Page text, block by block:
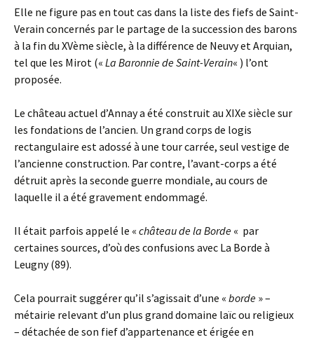
Elle ne figure pas en tout cas dans la liste des fiefs de Saint-
Verain concernés par le partage de la succession des barons
à la fin du XVème siècle, à la différence de Neuvy et Arquian,
tel que les Mirot (« La Baronnie de Saint-Verain« ) l’ont
proposée.
Le château actuel d’Annay a été construit au XIXe siècle sur
les fondations de l’ancien. Un grand corps de logis
rectangulaire est adossé à une tour carrée, seul vestige de
l’ancienne construction. Par contre, l’avant-corps a été
détruit après la seconde guerre mondiale, au cours de
laquelle il a été gravement endommagé.
Il était parfois appelé le « château de la Borde « par
certaines sources, d’où des confusions avec La Borde à
Leugny (89).
Cela pourrait suggérer qu’il s’agissait d’une « borde » –
métairie relevant d’un plus grand domaine laïc ou religieux
– détachée de son fief d’appartenance et érigée en